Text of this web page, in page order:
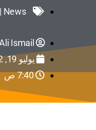
News | أخبار
Ali Ismail
يوليو 19, 2022
7:40 ص